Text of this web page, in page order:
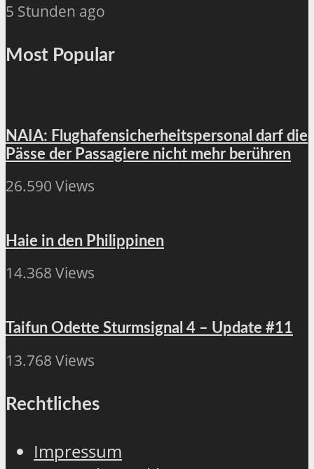
5 Stunden ago
Most Popular
NAIA: Flughafensicherheitspersonal darf die
Pässe der Passagiere nicht mehr berühren
26.590 Views
Haie in den Philippinen
14.368 Views
Taifun Odette Sturmsignal 4 – Update #11
13.768 Views
Rechtliches
Impressum